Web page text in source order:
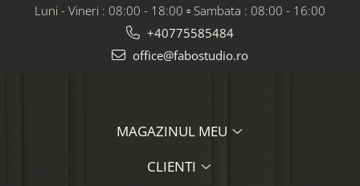
Luni - Vineri : 08:00 - 18:00 ▫️ Sambata : 08:00 - 16:00
+40775585484
office@fabostudio.ro
MAGAZINUL MEU
CLIENTI